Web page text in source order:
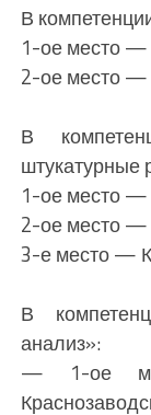
В
1-ое место
2-ое место —
В
штукатурные
1-ое место
2-ое место —
3-е место —
В
анализ»:
— 1-ое